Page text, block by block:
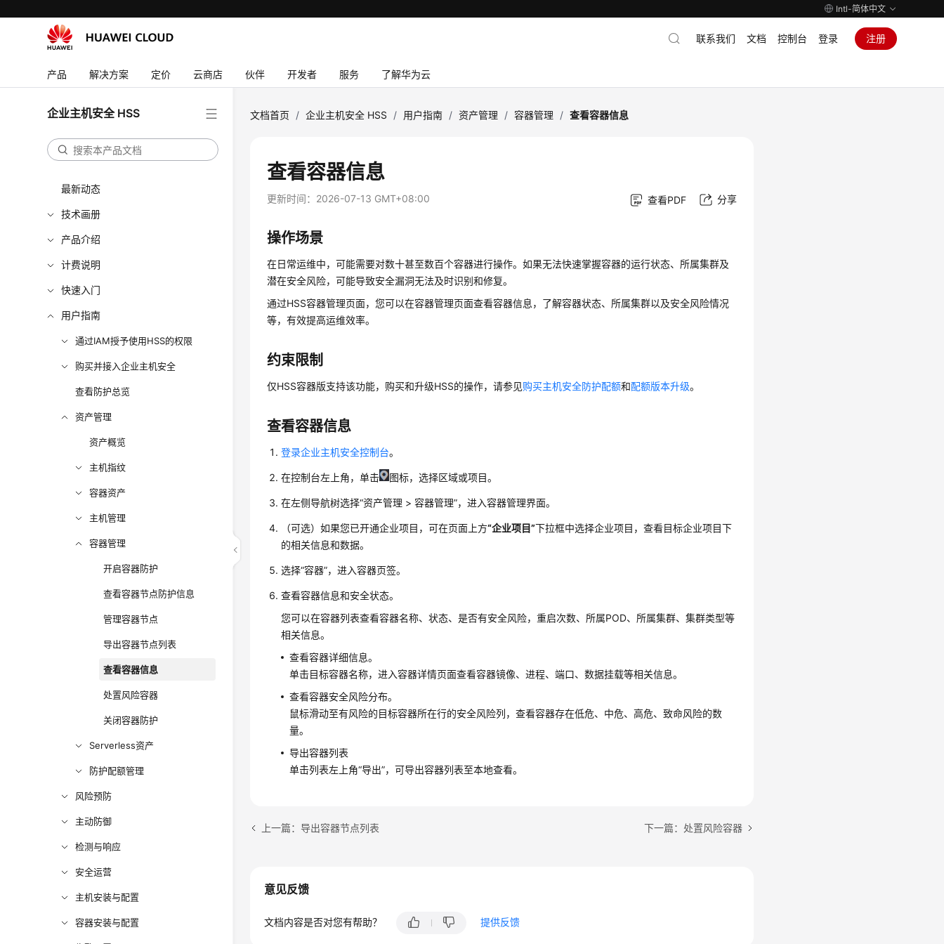
Intl-简体中文
产品 解决方案 定价 云商店 伙伴 开发者 服务 了解华为云
联系我们 文档 控制台 登录 注册
企业主机安全 HSS
最新动态
技术画册
产品介绍
计费说明
快速入门
用户指南
通过IAM授予使用HSS的权限
购买并接入企业主机安全
查看防护总览
资产管理
资产概览
主机指纹
容器资产
主机管理
容器管理
开启容器防护
查看容器节点防护信息
管理容器节点
导出容器节点列表
查看容器信息
处置风险容器
关闭容器防护
Serverless资产
防护配额管理
风险预防
主动防御
检测与响应
安全运营
主机安装与配置
容器安装与配置
文档首页 / 企业主机安全 HSS / 用户指南 / 资产管理 / 容器管理 / 查看容器信息
查看容器信息
更新时间： 2026-07-13 GMT+08:00 查看PDF 分享
操作场景
在日常运维中，可能需要对数十甚至数百个容器进行操作。如果无法快速掌握容器的运行状态、所属集群及
潜在安全风险，可能导致安全漏洞无法及时识别和修复。
通过HSS容器管理页面，您可以在容器管理页面查看容器信息，了解容器状态、所属集群以及安全风险情况
等，有效提高运维效率。
约束限制
仅HSS容器版支持该功能，购买和升级HSS的操作，请参见购买主机安全防护配额和配额版本升级。
查看容器信息
登录企业主机安全控制台。
在控制台左上角，单击 图标，选择区域或项目。
在左侧导航树选择“资产管理 >容器管理”，进入容器管理界面。
（可选）如果您已开通企业项目，可在页面上方“企业项目”下拉框中选择企业项目，查看目标企业项目下
的相关信息和数据。
选择“容器”，进入容器页签。
查看容器信息和安全状态。
您可以在容器列表查看容器名称、状态、是否有安全风险，重启次数、所属POD、所属集群、集群类型等
相关信息。
查看容器详细信息。
单击目标容器名称，进入容器详情页面查看容器镜像、进程、端口、数据挂载等相关信息。
查看容器安全风险分布。
鼠标滑动至有风险的目标容器所在行的安全风险列，查看容器存在低危、中危、高危、致命风险的数
量。
导出容器列表
单击列表左上角“导出”，可导出容器列表至本地查看。
上一篇：导出容器节点列表 下一篇：处置风险容器
意见反馈
文档内容是否对您有帮助？ 提供反馈